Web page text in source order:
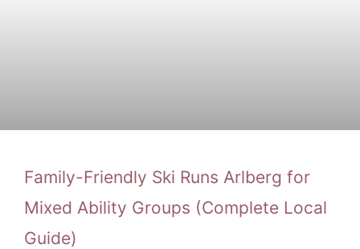
Family-Friendly Ski Runs Arlberg for
Mixed Ability Groups (Complete Local
Guide)